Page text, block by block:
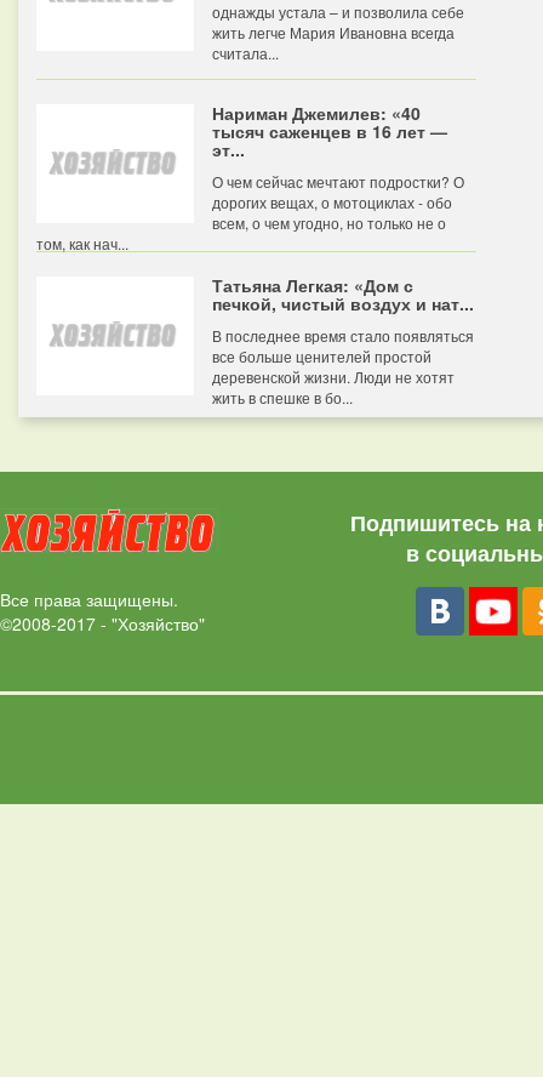
однажды устала – и позволила себе
жить легче Мария Ивановна всегда
считала...
Нариман Джемилев: «40
тысяч саженцев в 16 лет —
эт...
О чем сейчас мечтают подростки? О
дорогих вещах, о мотоциклах - обо
всем, о чем угодно, но только не о
том, как нач...
Татьяна Легкая: «Дом с
печкой, чистый воздух и нат...
В последнее время стало появляться
все больше ценителей простой
деревенской жизни. Люди не хотят
жить в спешке в бо...
Все права защищены.
©2008-2017 - "Хозяйство"
Подпишитесь на
в